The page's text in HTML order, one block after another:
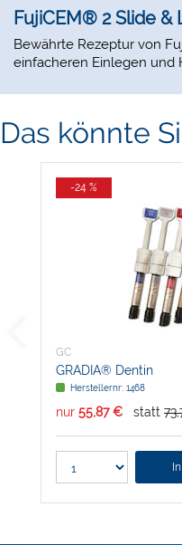
FujiCEM® 2 Slide
Bewährte Rezeptur von
einfacheren Einlegen und
Das könnte
-24 %
GC
GRADIA® Dentin
Herstellernr: 1468
nur 55,87 € statt